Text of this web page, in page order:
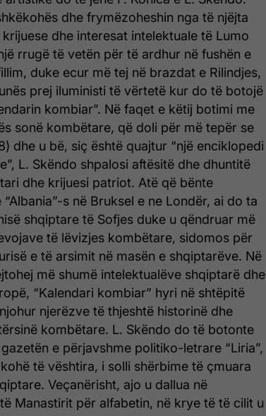
dhe frymëzoheshin nga të njëjta
dhe interesat intelektuale të Lumo
rrugë të vetën për të ardhur në fushën e
duke ecur më tej në brazdat e Rilindjes,
prej iluministi të vërtetë kur do të botojë
kombiar”. Në faqet e këtij botimi me
sonë kombëtare, që doli për më tepër se
dhe u bë, siç është quajtur “një enciklopedi
L. Skëndo shpalosi aftësitë dhe dhuntitë
dhe krijuesi patriot. Atë që bënte
s në Bruksel e ne Londër, ai do ta
shqiptare të Sofjes duke u qëndruar më
të lëvizjes kombëtare, sidomos për
e të arsimit në masën e shqiptarëve. Në
më shumë intelektualëve shqiptarë dhe
“Kalendari kombiar” hyri në shtëpitë
njerëzve të thjeshtë historinë dhe
kombëtare. L. Skëndo do të botonte
e përjavshme politiko-letrare “Liria”,
të vështira, i solli shërbime të çmuara
Veçanërisht, ajo u dallua në
Manastirit për alfabetin, në krye të të cilit u